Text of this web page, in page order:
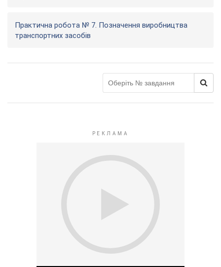
Практична робота № 7. Позначення виробництва
транспортних засобів